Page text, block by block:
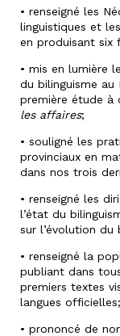
• renseigné les
linguistiques et
en produisant six
• mis en lumière
du bilinguisme
première étude à
les affaires;
• souligné les
provinciaux en
dans nos trois
• renseigné les
l’état du
sur l’évolution du
• renseigné la
publiant dans
premiers textes
langues officielles;
• prononcé de